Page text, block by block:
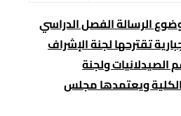
الرسالة الفصل الدراسي
تقترحها لجنة الإشراف
ولجنة
ويعتمدها مجلس